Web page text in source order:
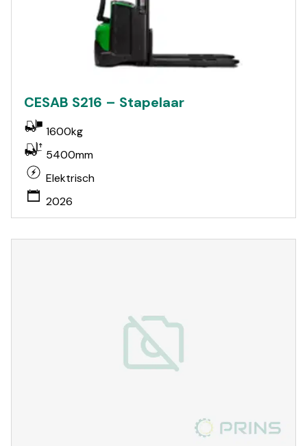
CESAB S216 – Stapelaar
1600kg
5400mm
Elektrisch
2026